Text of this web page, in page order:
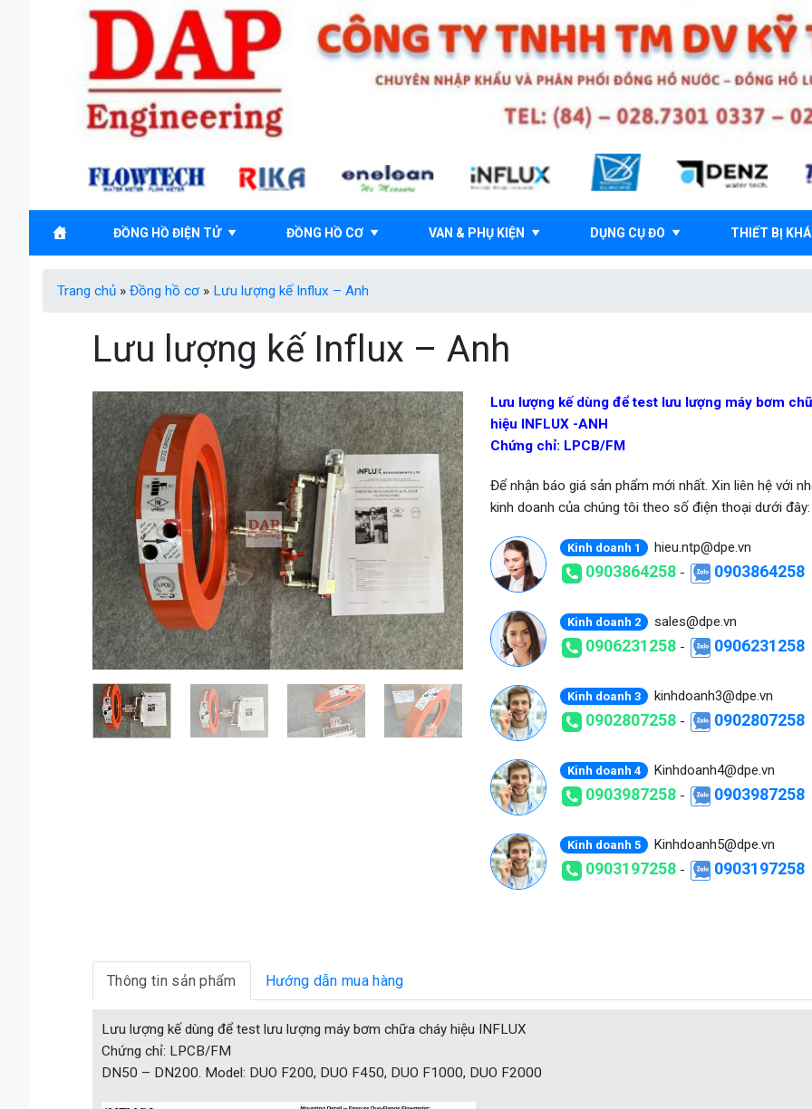
ĐỒNG HỒ ĐIỆN TỬ ĐỒNG HỒ CƠ VAN & PHỤ KIỆN DỤNG CỤ ĐO THIẾT BỊ
Trang chủ » Đồng hồ cơ » Lưu lượng kế Influx – Anh
Lưu lượng kế Influx – Anh
Lưu lượng kế dùng để test lưu lượng máy bơm
hiệu INFLUX -ANH
Chứng chỉ: LPCB/FM
Để nhận báo giá sản phẩm mới nhất. Xin liên hệ với
kinh doanh của chúng tôi theo số điện thoại dưới đây:
Kinh doanh 1 hieu.ntp@dpe.vn
0903864258 - 0903864258
Kinh doanh 2 sales@dpe.vn
0906231258 - 0906231258
Kinh doanh 3 kinhdoanh3@dpe.vn
0902807258 - 0902807258
Kinh doanh 4 Kinhdoanh4@dpe.vn
0903987258 - 0903987258
Kinh doanh 5 Kinhdoanh5@dpe.vn
0903197258 - 0903197258
Thông tin sản phẩm Hướng dẫn mua hàng
Lưu lượng kế dùng để test lưu lượng máy bơm chữa cháy hiệu INFLUX
Chứng chỉ: LPCB/FM
DN50 – DN200. Model: DUO F200, DUO F450, DUO F1000, DUO F2000